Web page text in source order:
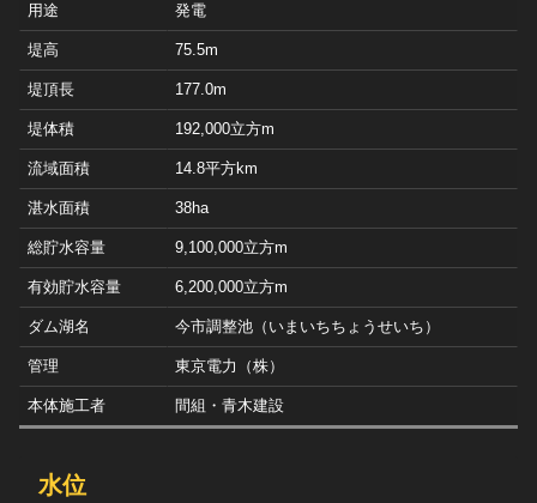
用途 発電
堤高 75.5m
堤頂長 177.0m
堤体積 192,000立方m
流域面積 14.8平方km
湛水面積 38ha
総貯水容量 9,100,000立方m
有効貯水容量 6,200,000立方m
ダム湖名 今市調整池（いまいちちょうせいち）
管理 東京電力（株）
本体施工者 間組・青木建設
水位